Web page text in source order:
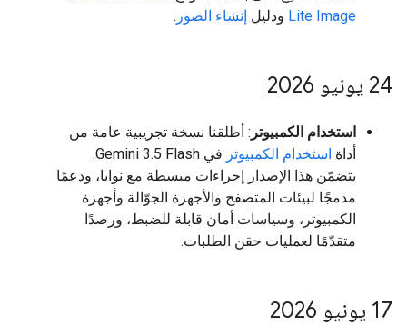
Lite Image ودليل إنشاء الصور .
‫24 يونيو 2026
استخدام الكمبيوتر : أطلقنا نسخة تجريبية عامة من
أداة استخدام الكمبيوتر
في Gemini 3.5 Flash.
يتضمّن هذا الإصدار إجراءات مبسطة مع نوايا، ودعمًا
مدمجًا لبيئات المتصفح والأجهزة الجوّالة وأجهزة
الكمبيوتر، وسياسات أمان قابلة للضبط، ورصدًا
متقدّمًا لعمليات حقن الطلبات.
‫17 يونيو 2026